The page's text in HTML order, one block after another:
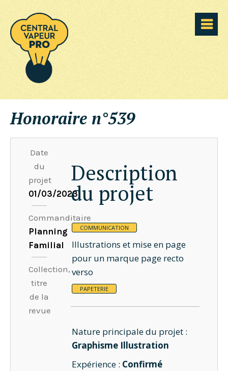
Honoraire n°539
Date
du
projet
01/03/2023
Commanditaire
Planning
Familial
Collection,
titre
de la
revue
Description
du projet
COMMUNICATION
Illustrations et mise en page
pour un marque page recto
verso
PAPETERIE
Nature principale du projet :
Graphisme Illustration
Expérience : Confirmé